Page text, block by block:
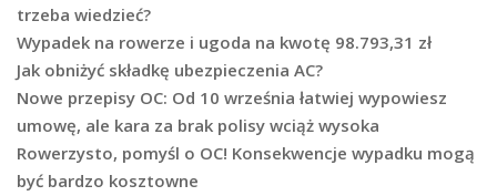
trzeba wiedzieć?
Wypadek na rowerze i ugoda na kwotę 98.793,31 zł
Jak obniżyć składkę ubezpieczenia AC?
Nowe przepisy OC: Od 10 września łatwiej wypowiesz
umowę, ale kara za brak polisy wciąż wysoka
Rowerzysto, pomyśl o OC! Konsekwencje wypadku mogą
być bardzo kosztowne